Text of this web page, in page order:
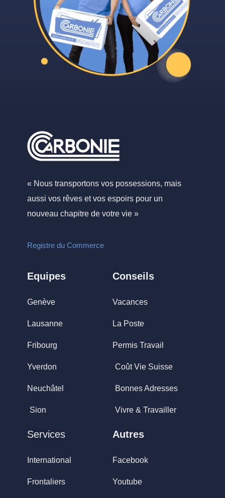
« Nous transportons vos possessions, mais
aussi vos rêves et vos espoirs pour un
nouveau chapitre de votre vie »
Registre du Commerce
Equipes
Genève
Lausanne
Fribourg
Yverdon
Neuchâtel
Sion
Conseils
Vacances
La Poste
Permis Travail
Coût Vie Suisse
Bonnes Adresses
Vivre & Travailler
Services
International
Frontaliers
Autres
Facebook
Youtube